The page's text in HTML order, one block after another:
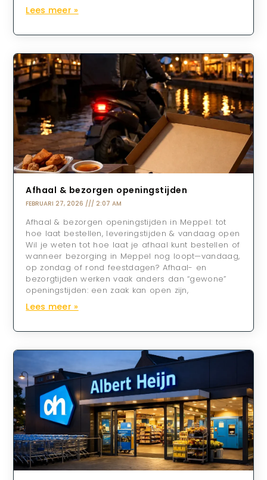
Lees meer »
Afhaal & bezorgen openingstijden
FEBRUARI 27, 2026 2:07 AM
Afhaal & bezorgen openingstijden in Meppel: tot
hoe laat bestellen, leveringstijden & vandaag open
Wil je weten tot hoe laat je afhaal kunt bestellen of
wanneer bezorging in Meppel nog loopt—vandaag,
op zondag of rond feestdagen? Afhaal- en
bezorgtijden werken vaak anders dan “gewone”
openingstijden: een zaak kan open zijn,
Lees meer »